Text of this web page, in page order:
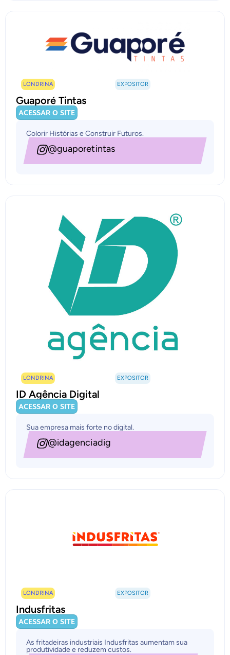
LONDRINA EXPOSITOR
Guaporé Tintas
ACESSAR O SITE
Colorir Histórias e Construir Futuros.
@guaporetintas
LONDRINA EXPOSITOR
ID Agência Digital
ACESSAR O SITE
Sua empresa mais forte no digital.
@idagenciadig
LONDRINA EXPOSITOR
Indusfritas
ACESSAR O SITE
As fritadeiras industriais Indusfritas aumentam sua
produtividade e reduzem custos.